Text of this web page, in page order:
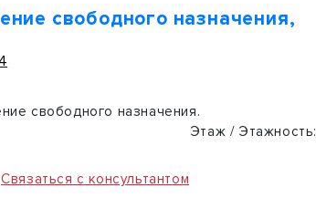
свободного назначения,
свободного назначения.
Этаж / Этажность:
Связаться с консультантом